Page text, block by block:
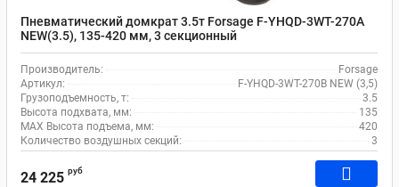
Пневматический домкрат 3.5т Forsage F-YHQD-3WT-270A
NEW(3.5), 135-420 мм, 3 секционный
Производитель:
Forsage
Артикул:
F-YHQD-3WT-270B NEW (3,5)
Грузоподъемность, т:
3.5
Высота подхвата, мм:
135
MAX Высота подъема, мм:
420
Количество воздушных секций:
3
24 225 руб